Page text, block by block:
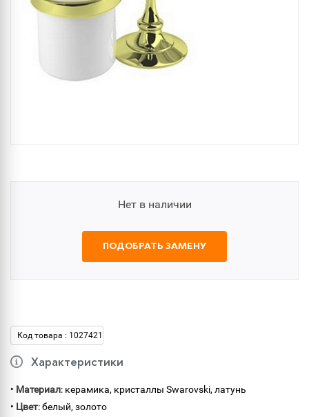
Нет в наличии
ПОДОБРАТЬ ЗАМЕНУ
Код товара : 1027421
Характеристики
• Материал: керамика, кристаллы Swarovski, латунь
• Цвет: белый, золото